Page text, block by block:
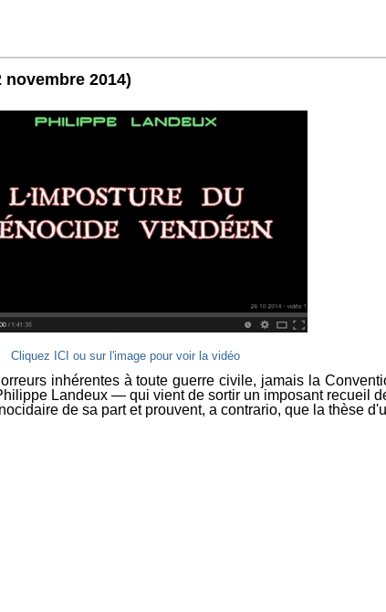
novembre 2014)
Cliquez ICI ou sur l'image pour voir la vidéo
inhérentes à toute guerre civile, jamais la
Landeux — qui vient de sortir un imposant recueil
de sa part et prouvent, a contrario, que la thèse